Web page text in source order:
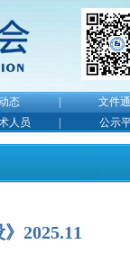
态 文件
人员 公示
》2025.11